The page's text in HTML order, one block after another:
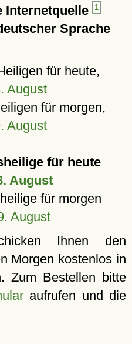
Internetquelle
1
Sprache
für heute,
August
für morgen,
August
für heute
August
für morgen
August
Ihnen den
Morgen kostenlos in
Zum Bestellen bitte
aufrufen und die